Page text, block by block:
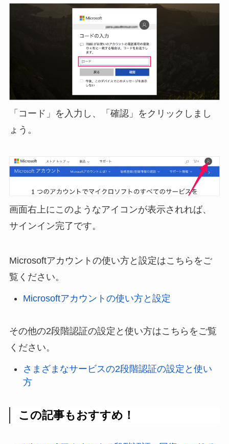
「コード」を入力し、「確認」をクリックしまし
ょう。
画面右上にこのようなアイコンが表示されれば、
サインイン完了です。
Microsoftアカウントの使い方と設定はこちらをご
覧ください。
Microsoftアカウントの使い方と設定
その他の2段階認証の設定と使い方はこちらをご覧
ください。
さまざまなサービスの2段階認証の設定と使い
方
この記事もおすすめ！